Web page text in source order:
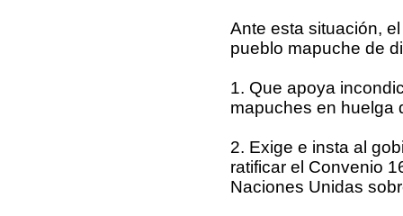
Ante esta situación,
pueblo mapuche de
1. Que apoya
mapuches en huelga
2. Exige e insta al
ratificar el Convenio
Naciones Unidas